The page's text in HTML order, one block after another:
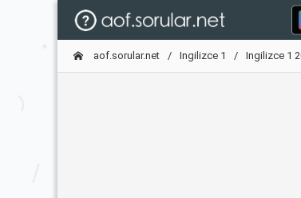
aof.sorular.net Ingilizce 1 Ingilizce 1